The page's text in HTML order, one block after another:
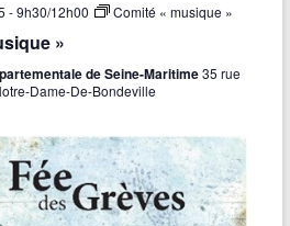
- 9h30/12h00 Comité « musique »
»
de Seine-Maritime35 rue
Dame-De-Bondeville